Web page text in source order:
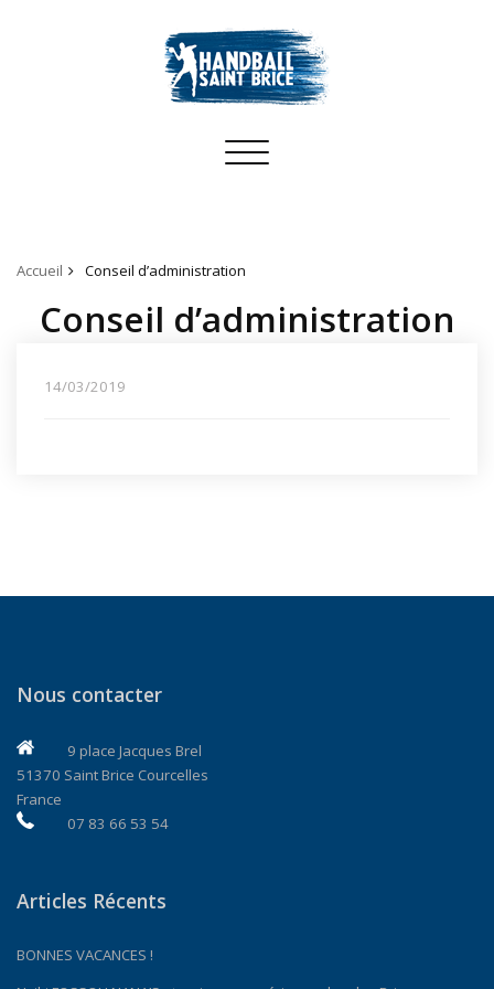
Toggle
Accueil Conseil d’administration
Conseil d’administration
14/03/2019
Nous contacter
9 place Jacques Brel
51370 Saint Brice Courcelles
France
07 83 66 53 54
Articles Récents
BONNES VACANCES !